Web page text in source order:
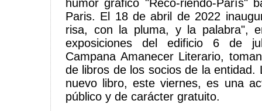
humor gráfico "Reco-riendo-París"
Paris. El 18 de abril de 2022
risa, con la pluma, y la palabra",
exposiciones del edificio 6 de
Campana Amanecer Literario,
de libros de los socios de la entidad.
nuevo libro, este viernes, es una
público y de carácter gratuito.